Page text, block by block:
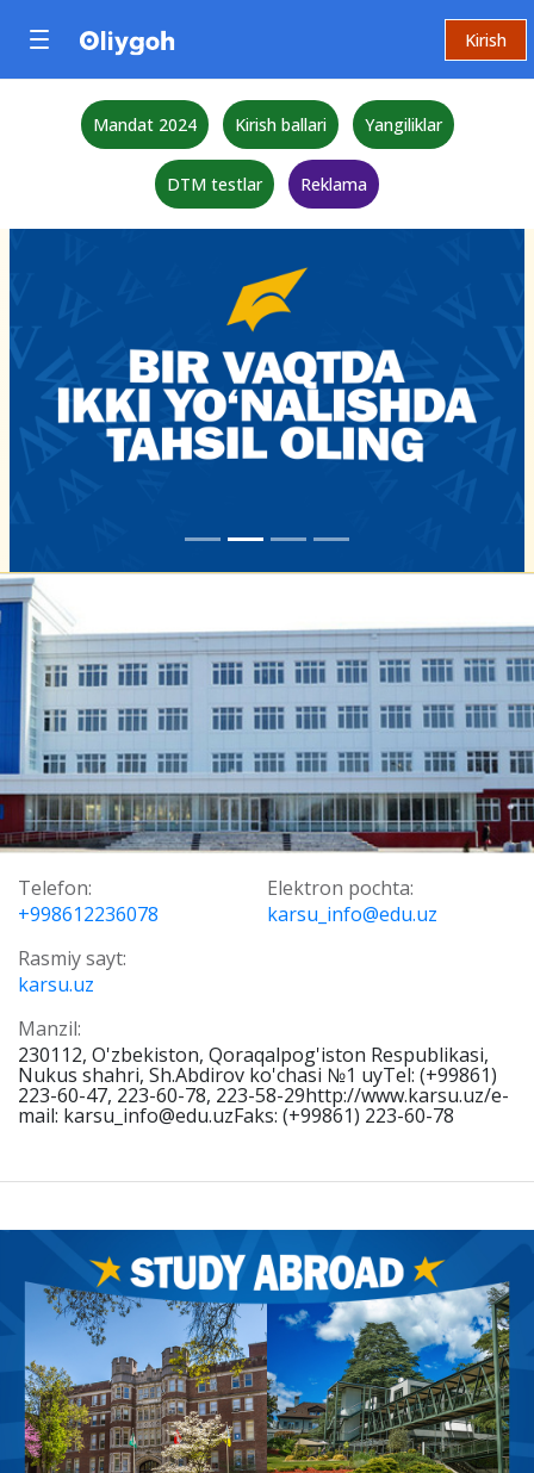
Kirish
Mandat 2024 Kirish ballari Yangiliklar
DTM testlar Reklama
Telefon:
+998612236078
Elektron pochta:
karsu_info@edu.uz
Rasmiy sayt:
karsu.uz
Manzil:
230112, O'zbekiston, Qoraqalpog'iston Respublikasi,
Nukus shahri, Sh.Abdirov ko'chasi №1 uyTel: (+99861)
223-60-47, 223-60-78, 223-58-29http://www.karsu.uz/e-
mail: karsu_info@edu.uzFaks: (+99861) 223-60-78